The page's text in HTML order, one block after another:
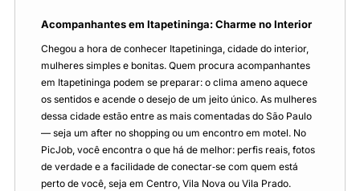
Acompanhantes em Itapetininga: Charme no Interior
Chegou a hora de conhecer Itapetininga, cidade do interior,
mulheres simples e bonitas. Quem procura acompanhantes
em Itapetininga podem se preparar: o clima ameno aquece
os sentidos e acende o desejo de um jeito único. As mulheres
dessa cidade estão entre as mais comentadas do São Paulo
— seja um after no shopping ou um encontro em motel. No
PicJob, você encontra o que há de melhor: perfis reais, fotos
de verdade e a facilidade de conectar‑se com quem está
perto de você, seja em Centro, Vila Nova ou Vila Prado.